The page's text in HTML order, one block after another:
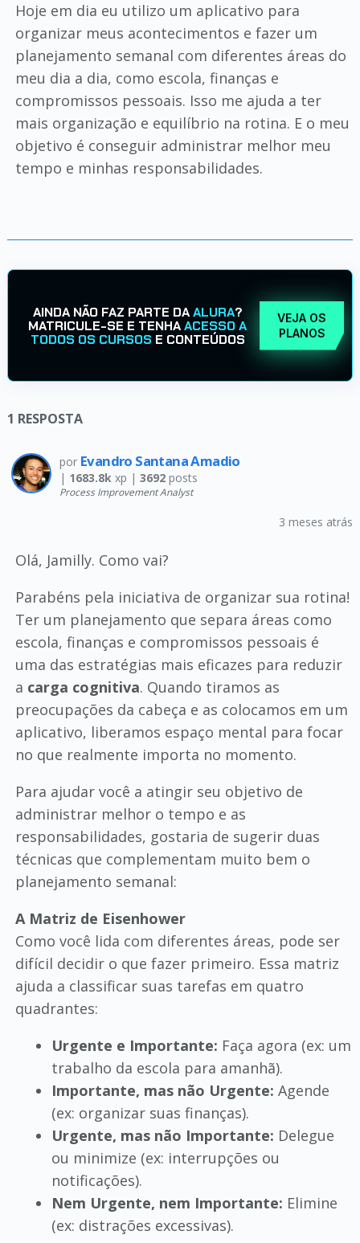
Hoje em dia eu utilizo um aplicativo para
organizar meus acontecimentos e fazer um
planejamento semanal com diferentes áreas do
meu dia a dia, como escola, finanças e
compromissos pessoais. Isso me ajuda a ter
mais organização e equilíbrio na rotina. E o meu
objetivo é conseguir administrar melhor meu
tempo e minhas responsabilidades.
AINDA NÃO FAZ PARTE DAALURA?
MATRICULE-SE E TENHAACESSO A
TODOS OS CURSOS E CONTEÚDOS
VEJA OS
PLANOS
1 RESPOSTA
por Evandro Santana Amadio
| 1683.8kxp | 3692posts
Process Improvement Analyst
3 meses atrás
Olá, Jamilly. Como vai?
Parabéns pela iniciativa de organizar sua rotina!
Ter um planejamento que separa áreas como
escola, finanças e compromissos pessoais é
uma das estratégias mais eficazes para reduzir
a carga cognitiva. Quando tiramos as
preocupações da cabeça e as colocamos em um
aplicativo, liberamos espaço mental para focar
no que realmente importa no momento.
Para ajudar você a atingir seu objetivo de
administrar melhor o tempo e as
responsabilidades, gostaria de sugerir duas
técnicas que complementam muito bem o
planejamento semanal:
A Matriz de Eisenhower
Como você lida com diferentes áreas, pode ser
difícil decidir o que fazer primeiro. Essa matriz
ajuda a classificar suas tarefas em quatro
quadrantes:
Urgente e Importante: Faça agora (ex: um
trabalho da escola para amanhã).
Importante, mas não Urgente: Agende
(ex: organizar suas finanças).
Urgente, mas não Importante: Delegue
ou minimize (ex: interrupções ou
notificações).
Nem Urgente, nem Importante: Elimine
(ex: distrações excessivas).